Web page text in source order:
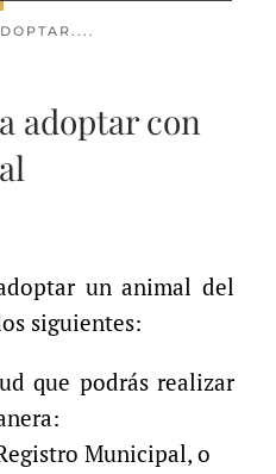
adoptar con
un animal del
siguientes:
que podrás realizar
Municipal, o